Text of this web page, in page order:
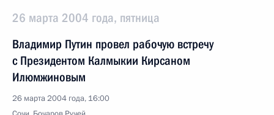
26 марта 2004 года, пятница
Владимир Путин провел рабочую встречу
с Президентом Калмыкии Кирсаном
Илюмжиновым
26 марта 2004 года, 16:00